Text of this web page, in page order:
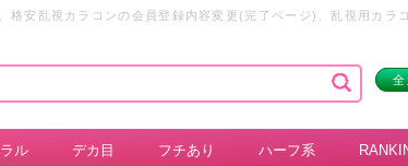
安乱視カラコンの会員登録内容変更(完了ページ)、乱視用カラ
ル デカ目 フチあり ハーフ系